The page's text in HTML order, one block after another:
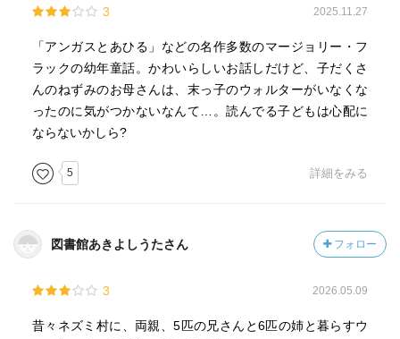
3 2025.11.27
「アンガスとあひる」などの名作多数のマージョリー・フ
ラックの幼年童話。かわいらしいお話しだけど、子だくさ
んのねずみのお母さんは、末っ子のウォルターがいなくな
ったのに気がつかないなんて…。読んでる子どもは心配に
ならないかしら?
5 詳細をみる
図書館あきよしうたさん フォロー
3 2026.05.09
昔々ネズミ村に、両親、5匹の兄さんと6匹の姉と暮らすウ